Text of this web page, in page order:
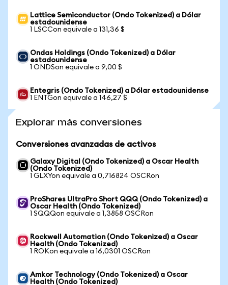
Lattice Semiconductor (Ondo Tokenized) a Dólar
estadounidense
1 LSCCon equivale a 131,36 $
Ondas Holdings (Ondo Tokenized) a Dólar
estadounidense
1 ONDSon equivale a 9,00 $
Entegris (Ondo Tokenized) a Dólar estadounidense
1 ENTGon equivale a 146,27 $
Explorar más conversiones
Conversiones avanzadas de activos
Galaxy Digital (Ondo Tokenized) a Oscar Health
(Ondo Tokenized)
1 GLXYon equivale a 0,716824 OSCRon
ProShares UltraPro Short QQQ (Ondo Tokenized) a
Oscar Health (Ondo Tokenized)
1 SQQQon equivale a 1,3858 OSCRon
Rockwell Automation (Ondo Tokenized) a Oscar
Health (Ondo Tokenized)
1 ROKon equivale a 16,0301 OSCRon
Amkor Technology (Ondo Tokenized) a Oscar
Health (Ondo Tokenized)